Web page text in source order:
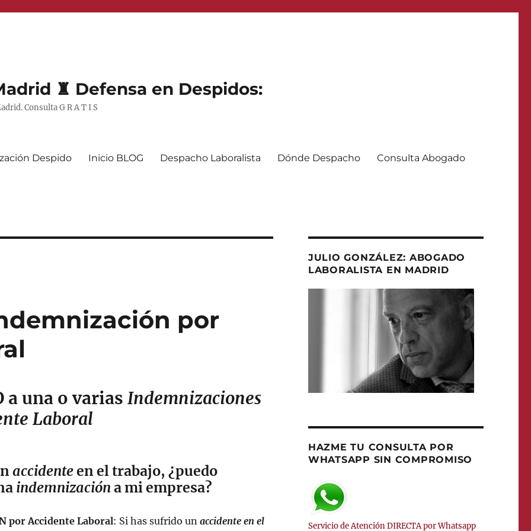
♜ Defensa en Despidos:
Consulta G R A T I S
Despido Inicio BLOG Despacho Laboralista Dónde Despacho Consulta Abogado
por
a una o varias Indemnizaciones
Laboral
accidenteen el trabajo, ¿puedo
indemnizacióna mi empresa?
por Accidente Laboral: Si has sufrido un accidente en el
JULIO GONZÁLEZ: ABOGADO
LABORALISTA EN MADRID
HAZME TU CONSULTA POR
WHATSAPP SIN COMPROMISO
Servicio de Atención DIRECTA por Whatsapp